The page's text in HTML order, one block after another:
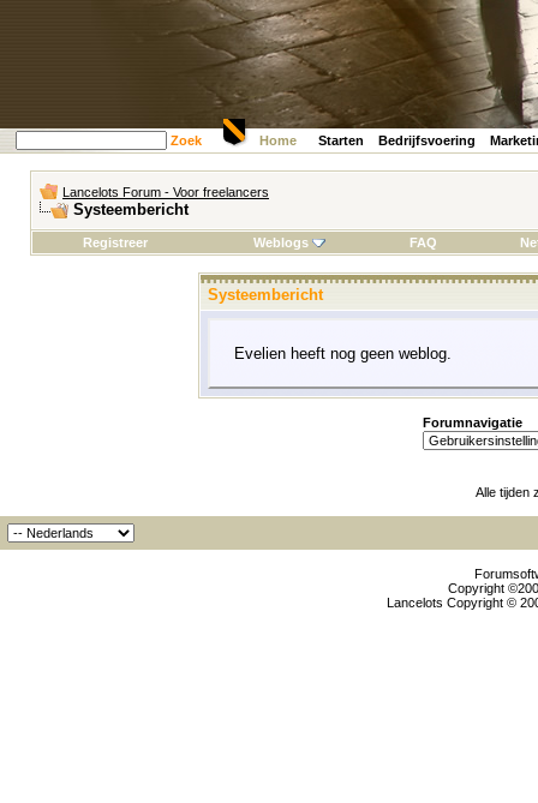
Zoek Home Starten Bedrijfsvoering
Lancelots Forum - Voor freelancers
Systeembericht
Registreer Weblogs FAQ
Systeembericht
Evelien heeft nog geen weblog.
Forumnavigatie
Alle tijden
Copyright
Lancelots Copyright ©